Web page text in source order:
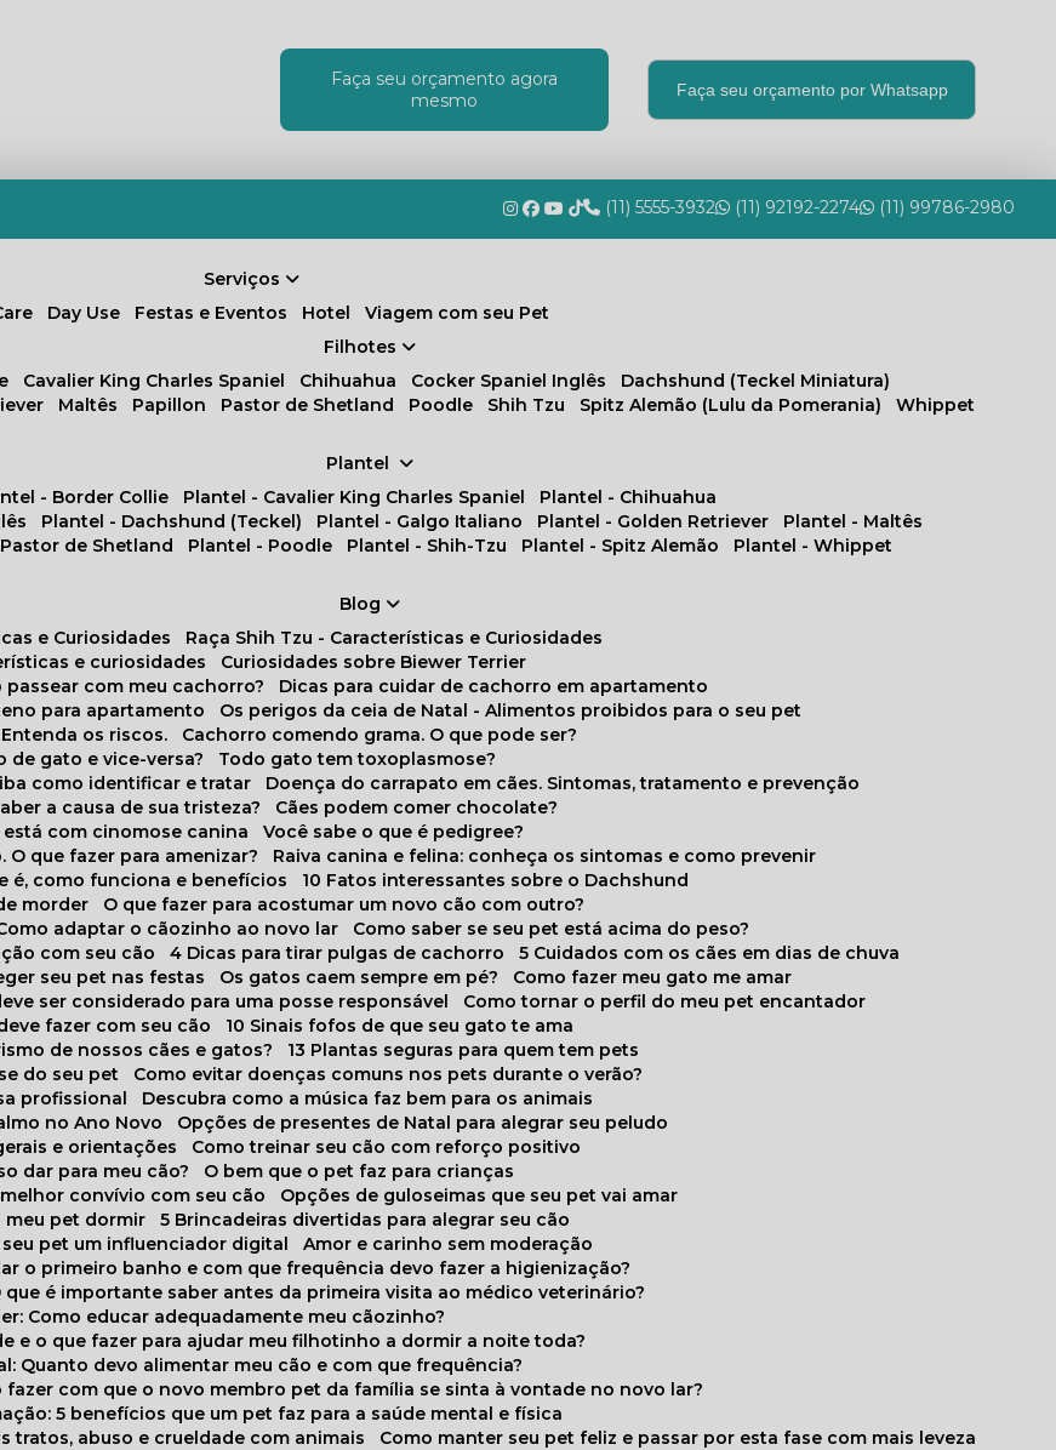
Faça seu orçamento agora
mesmo
Faça seu orçamento por Whatsapp
(11) 5555-3932 (11) 92192-2274 (11) 99786-2980
Plantel
- Border Collie Plantel - Cavalier King Charles Spaniel
Plantel - Chihuahua
Plantel - Dachshund (Teckel) Plantel - Galgo Italiano Plantel - Golden Retriever
Plantel - Maltês
Pastor de Shetland Plantel - Poodle Plantel - Shih-Tzu Plantel - Spitz Alemão
Plantel - Whippet
Blog
e Curiosidades
Raça Shih Tzu - Características e Curiosidades
e curiosidades
Curiosidades sobre Biewer Terrier
passear com meu cachorro?
Dicas para cuidar de cachorro em apartamento
para apartamento
Os perigos da ceia de Natal - Alimentos proibidos para o seu pet
os riscos.
Cachorro comendo grama. O que pode ser?
de gato e vice-versa?
Todo gato tem toxoplasmose?
como identificar e tratar
Doença do carrapato em cães. Sintomas, tratamento e prevenção
a causa de sua tristeza?
Cães podem comer chocolate?
está com cinomose canina
Você sabe o que é pedigree?
O que fazer para amenizar?
Raiva canina e felina: conheça os sintomas e como prevenir
é, como funciona e benefícios
10 Fatos interessantes sobre o Dachshund
morder
O que fazer para acostumar um novo cão com outro?
adaptar o cãozinho ao novo lar
Como saber se seu pet está acima do peso?
com seu cão
4 Dicas para tirar pulgas de cachorro
5 Cuidados com os cães em dias de chuva
seu pet nas festas
Os gatos caem sempre em pé?
Como fazer meu gato me amar
ser considerado para uma posse responsável
Como tornar o perfil do meu pet encantador
fazer com seu cão
10 Sinais fofos de que seu gato te ama
de nossos cães e gatos?
13 Plantas seguras para quem tem pets
do seu pet
Como evitar doenças comuns nos pets durante o verão?
profissional
Descubra como a música faz bem para os animais
no Ano Novo
Opções de presentes de Natal para alegrar seu peludo
e orientações
Como treinar seu cão com reforço positivo
dar para meu cão?
O bem que o pet faz para crianças
melhor convívio com seu cão
Opções de guloseimas que seu pet vai amar
meu pet dormir
5 Brincadeiras divertidas para alegrar seu cão
seu pet um influenciador digital
Amor e carinho sem moderação
o primeiro banho e com que frequência devo fazer a higienização?
que é importante saber antes da primeira visita ao médico veterinário?
Como educar adequadamente meu cãozinho?
e o que fazer para ajudar meu filhotinho a dormir a noite toda?
Quanto devo alimentar meu cão e com que frequência?
fazer com que o novo membro pet da família se sinta à vontade no novo lar?
5 benefícios que um pet faz para a saúde mental e física
tratos, abuso e crueldade com animais
Como manter seu pet feliz e passar por esta fase com mais leveza
Serviços
Day Use Festas e Eventos Hotel
Viagem com seu Pet
Filhotes
Cavalier King Charles Spaniel Chihuahua Cocker Spaniel Inglês
Dachshund (Teckel Miniatura)
Maltês Papillon Pastor de Shetland Poodle Shih Tzu Spitz Alemão (Lulu da Pomerania)
Whippet